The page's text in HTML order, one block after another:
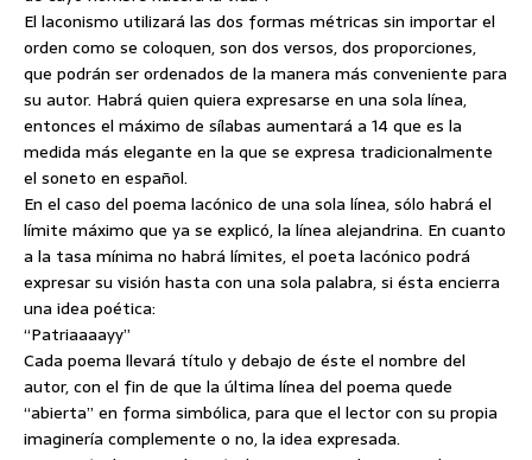
El laconismo utilizará las dos formas métricas sin importar el
orden como se coloquen, son dos versos, dos proporciones,
que podrán ser ordenados de la manera más conveniente para
su autor. Habrá quien quiera expresarse en una sola línea,
entonces el máximo de sílabas aumentará a 14 que es la
medida más elegante en la que se expresa tradicionalmente
el soneto en español.
En el caso del poema lacónico de una sola línea, sólo habrá el
límite máximo que ya se explicó, la línea alejandrina. En cuanto
a la tasa mínima no habrá límites, el poeta lacónico podrá
expresar su visión hasta con una sola palabra, si ésta encierra
una idea poética:
“Patriaaaayy”
Cada poema llevará título y debajo de éste el nombre del
autor, con el fin de que la última línea del poema quede
“abierta” en forma simbólica, para que el lector con su propia
imaginería complemente o no, la idea expresada.